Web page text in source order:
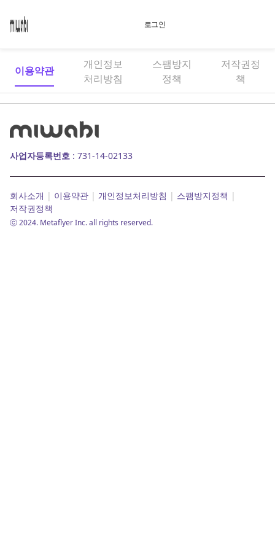
Product
INFO
로그인
이용약관
개인정보
처리방침
스팸방지
정책
저작권정
책
사업자등록번호 : 731-14-02133
회사소개 | 이용약관 | 개인정보처리방침 | 스팸방지정책 |
저작권정책
ⓒ 2024. Metaflyer Inc. all rights reserved.